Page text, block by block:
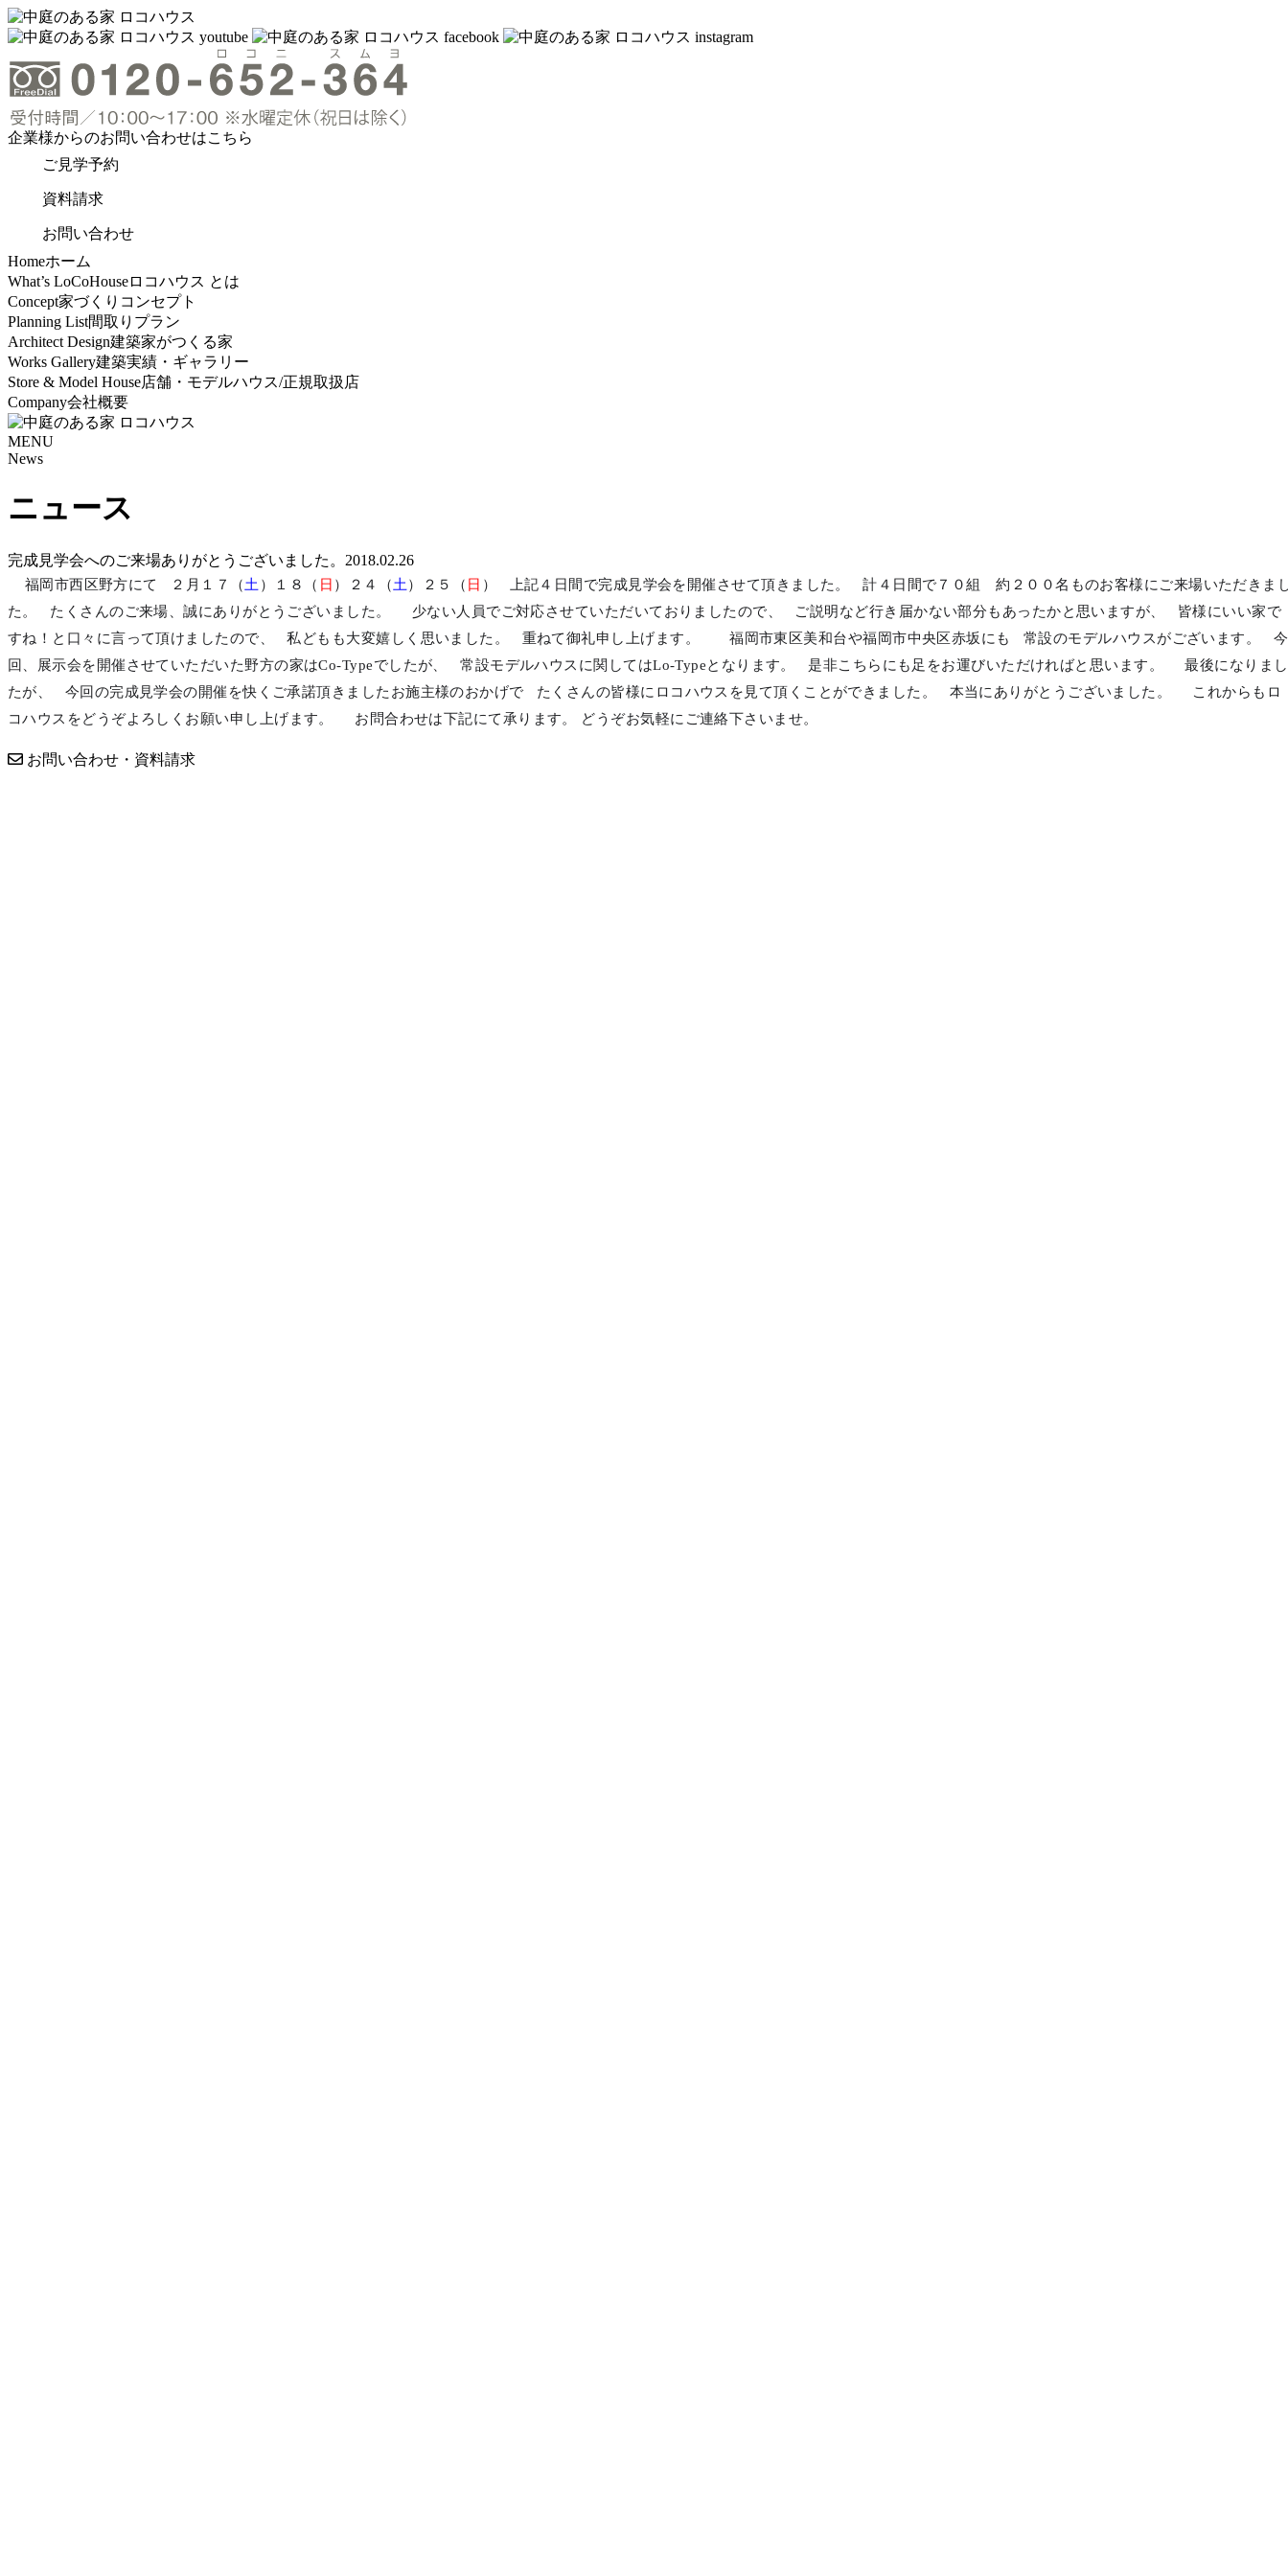
企業様からのお問い合わせはこちら
ご見学予約
資料請求
お問い合わせ
Homeホーム
What’s LoCoHouseロコハウス とは
Concept家づくりコンセプト
Planning List間取りプラン
Architect Design建築家がつくる家
Works Gallery建築実績・ギャラリー
Store & Model House店舗・モデルハウス/正規取扱店
Company会社概要
MENU
News
ニュース
完成見学会へのご来場ありがとうございました。 2018.02.26
福岡市西区野方にて ２月１７（土 ）１８（ 日 ）２４（土 ）２５（ 日 ） 上記４日間で完成見学会を開催させて頂きました。 計４日間で７０組 約２００名ものお客様にご来場いただきま
た。 たくさんのご来場、誠にありがとうございました。 少ない人員でご対応させていただいておりましたので、 ご説明など行き届かない部分もあったかと思いますが、 皆様にいい家で
すね！と口々に言って頂けましたので、 私どもも大変嬉しく思いました。 重ねて御礼申し上げます。 福岡市東区美和台や福岡市中央区赤坂にも 常設のモデルハウスがございます。 今
回、展示会を開催させていただいた野方の家はCo-Typeでしたが、 常設モデルハウスに関してはLo-Typeとなります。 是非こちらにも足をお運びいただければと思います。 最後になりまし
たが、 今回の完成見学会の開催を快くご承諾頂きましたお施主様のおかげで たくさんの皆様にロコハウスを見て頂くことができました。 本当にありがとうございました。 これからもロ
コハウスをどうぞよろしくお願い申し上げます。 お問合わせは下記にて承ります。 どうぞお気軽にご連絡下さいませ。
お問い合わせ・資料請求